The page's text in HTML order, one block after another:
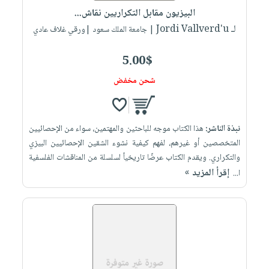
البيزيون مقابل التكراريين نقاش...
لـ Jordi Vallverd'u
| جامعة الملك سعود |ورقي غلاف عادي
5.00$
شحن مخفض
نبذة الناشر: هذا الكتاب موجه للباحثين والمهتمين، سواء من الإحصائيين
المتخصصين أو غيرهم، لفهم كيفية نشوء الشقين الإحصائيين البيزي
والتكراري. ويقدم الكتاب عرضًا تاريخياً لسلسلة من المناقشات الفلسفية
ا... إقرأ المزيد »